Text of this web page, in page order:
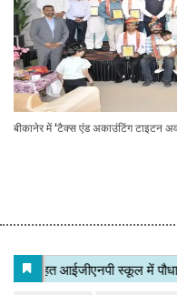
बीकानेर में ‘टैक्स एंड अकाउंटिंग टाइटन